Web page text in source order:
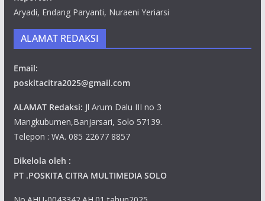
Aryadi, Endang Paryanti, Nuraeni Yeriarsi
ALAMAT REDAKSI
Email:
poskitacitra2025@gmail.com
ALAMAT Redaksi: Jl Arum Dalu III no 3
Mangkubumen,Banjarsari, Solo 57139.
Telepon : WA. 085 22677 8857
Dikelola oleh :
PT .POSKITA CITRA MULTIMEDIA SOLO